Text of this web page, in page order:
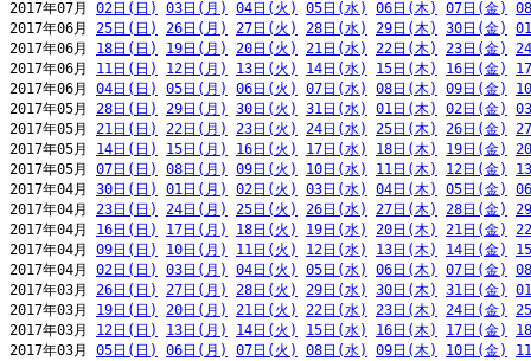
2017年07月 02日(日) 03日(月) 04日(火) 05日(水) 06日(木) 07日(金)
2017年06月 25日(日) 26日(月) 27日(火) 28日(水) 29日(木) 30日(金)
2017年06月 18日(日) 19日(月) 20日(火) 21日(水) 22日(木) 23日(金)
2017年06月 11日(日) 12日(月) 13日(火) 14日(水) 15日(木) 16日(金)
2017年06月 04日(日) 05日(月) 06日(火) 07日(水) 08日(木) 09日(金)
2017年05月 28日(日) 29日(月) 30日(火) 31日(水) 01日(木) 02日(金)
2017年05月 21日(日) 22日(月) 23日(火) 24日(水) 25日(木) 26日(金)
2017年05月 14日(日) 15日(月) 16日(火) 17日(水) 18日(木) 19日(金)
2017年05月 07日(日) 08日(月) 09日(火) 10日(水) 11日(木) 12日(金)
2017年04月 30日(日) 01日(月) 02日(火) 03日(水) 04日(木) 05日(金)
2017年04月 23日(日) 24日(月) 25日(火) 26日(水) 27日(木) 28日(金)
2017年04月 16日(日) 17日(月) 18日(火) 19日(水) 20日(木) 21日(金)
2017年04月 09日(日) 10日(月) 11日(火) 12日(水) 13日(木) 14日(金)
2017年04月 02日(日) 03日(月) 04日(火) 05日(水) 06日(木) 07日(金)
2017年03月 26日(日) 27日(月) 28日(火) 29日(水) 30日(木) 31日(金)
2017年03月 19日(日) 20日(月) 21日(火) 22日(水) 23日(木) 24日(金)
2017年03月 12日(日) 13日(月) 14日(火) 15日(水) 16日(木) 17日(金)
2017年03月 05日(日) 06日(月) 07日(火) 08日(水) 09日(木) 10日(金)